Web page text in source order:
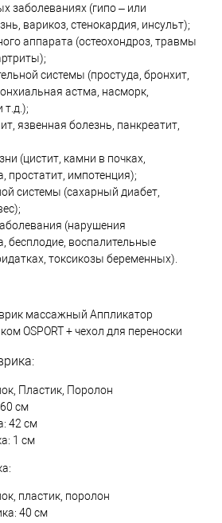
заболеваниях (гипо – или
варикоз, стенокардия, инсульт);
аппарата (остеохондроз, травмы
системы (простуда, бронхит,
астма, насморк,
т.д.);
язвенная болезнь, панкреатит,
(цистит, камни в почках,
простатит, импотенция);
системы (сахарный диабет,
(нарушения
бесплодие, воспалительные
токсикозы беременных).
массажный Аппликатор
OSPORT + чехол для переноски
Пластик, Поролон
см
42 см
1 см
пластик, поролон
40 см